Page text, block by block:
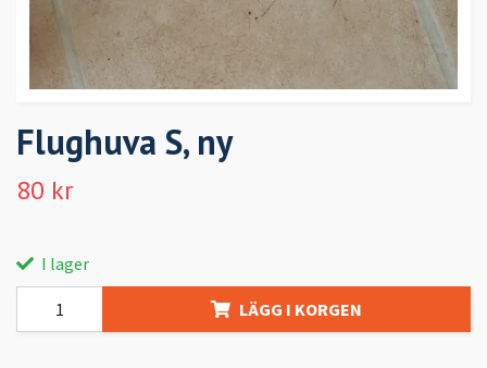
Flughuva S, ny
80 kr
I lager
LÄGG I KORGEN